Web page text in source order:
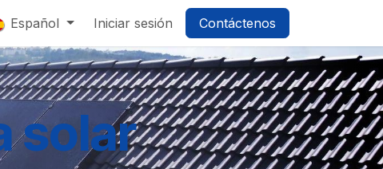
Español Iniciar sesión Contáctenos
solar